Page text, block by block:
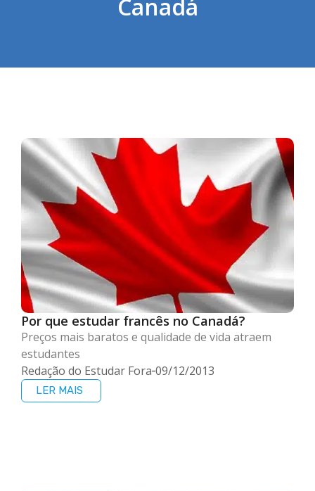
Canadá
Por que estudar francês no Canadá?
Preços mais baratos e qualidade de vida atraem
estudantes
Redação do Estudar Fora 09/12/2013
LER MAIS